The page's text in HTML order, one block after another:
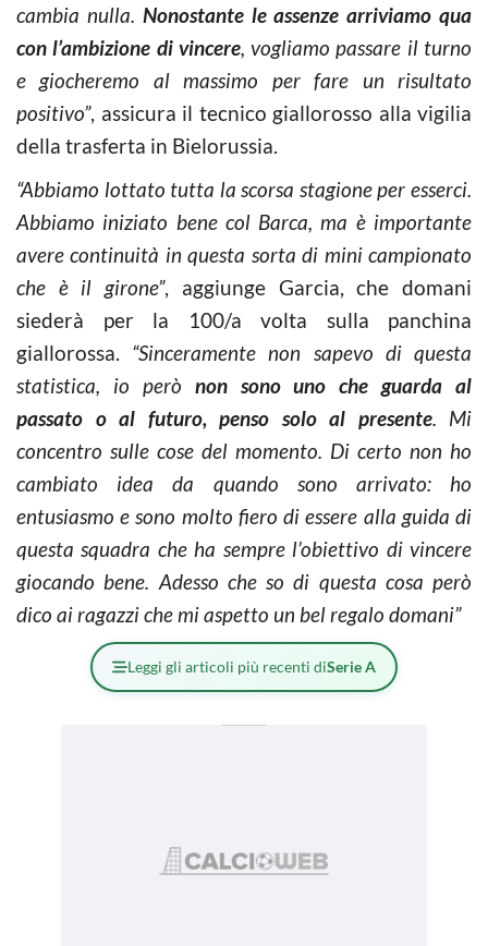
cambia nulla. Nonostante le assenze arriviamo qua
con l’ambizione di vincere, vogliamo passare il turno
e giocheremo al massimo per fare un risultato
positivo”, assicura il tecnico giallorosso alla vigilia
della trasferta in Bielorussia.
“Abbiamo lottato tutta la scorsa stagione per esserci.
Abbiamo iniziato bene col Barca, ma è importante
avere continuità in questa sorta di mini campionato
che è il girone”, aggiunge Garcia, che domani
siederà per la 100/a volta sulla panchina
giallorossa. “Sinceramente non sapevo di questa
statistica, io però non sono uno che guarda al
passato o al futuro, penso solo al presente. Mi
concentro sulle cose del momento. Di certo non ho
cambiato idea da quando sono arrivato: ho
entusiasmo e sono molto fiero di essere alla guida di
questa squadra che ha sempre l’obiettivo di vincere
giocando bene. Adesso che so di questa cosa però
dico ai ragazzi che mi aspetto un bel regalo domani”
Leggi gli articoli più recenti diSerie A